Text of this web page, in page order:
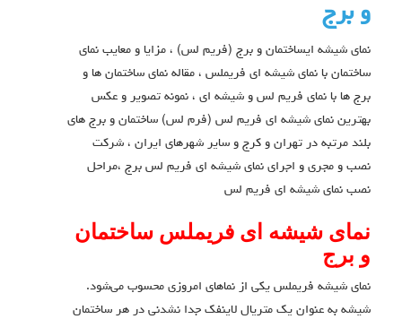
و برج
نمای شیشه ایساختمان و برج (فریم لس) ، مزایا و معایب نمای
ساختمان با نمای شیشه ای فریملس ، مقاله نمای ساختمان ها و
برج ها با نمای فریم لس و شیشه ای ، نمونه تصویر و عکس
بهترین نمای شیشه ای فریم لس (فرم لس) ساختمان و برج های
بلند مرتبه در تهران و کرج و سایر شهرهای ایران ، شرکت
نصب و مجری و اجرای نمای شیشه ای فریم لس برج ،مراحل
نصب نمای شیشه ای فریم لس
نمای شیشه ای فریملس ساختمان
و برج
نمای شیشه فریملس یکی از نماهای امروزی محسوب می‌شود.
شیشه به عنوان یک متریال لاینفک جدا نشدنی در هر ساختمان